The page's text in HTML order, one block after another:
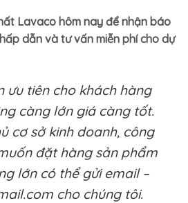
Lavaco hôm nay để nhận báo
dẫn và tư vấn miễn phí cho dự
ưu tiên cho khách hàng
càng lớn giá càng tốt.
cơ sở kinh doanh, công
đặt hàng sản phẩm
lớn có thể gửi email –
cho chúng tôi.